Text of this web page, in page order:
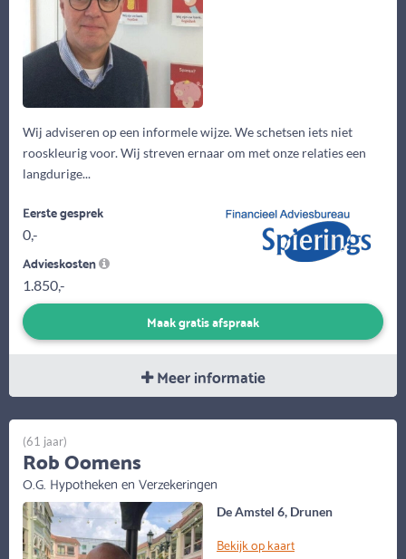
Wij adviseren op een informele wijze. We schetsen iets niet
rooskleurig voor. Wij streven ernaar om met onze relaties een
langdurige...
Eerste gesprek
0,-
Advieskosten
1.850,-
Maak gratis afspraak
Meer informatie
De Amstel 6, Drunen
Bekijk op kaart
(61 jaar)
Rob Oomens
O.G. Hypotheken en Verzekeringen